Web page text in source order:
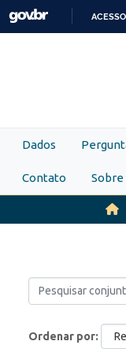
Skip to main content
Dados
Contato
Ordenar por